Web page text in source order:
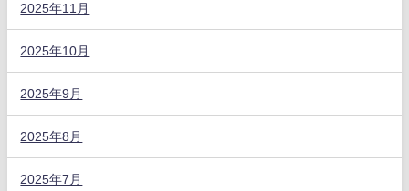
2025年11月
2025年10月
2025年9月
2025年8月
2025年7月